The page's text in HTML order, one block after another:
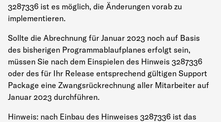
3287336 ist es möglich, die Änderungen vorab zu
implementieren.
Sollte die Abrechnung für Januar 2023 noch auf Basis
des bisherigen Programmablaufplanes erfolgt sein,
müssen Sie nach dem Einspielen des Hinweis 3287336
oder des für Ihr Release entsprechend gültigen Support
Package eine Zwangsrückrechnung aller Mitarbeiter auf
Januar 2023 durchführen.
Hinweis: nach Einbau des Hinweises 3287336 ist das